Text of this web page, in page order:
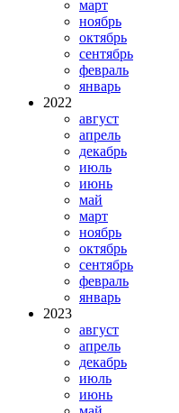
март
ноябрь
октябрь
сентябрь
февраль
январь
2022
август
апрель
декабрь
июль
июнь
май
март
ноябрь
октябрь
сентябрь
февраль
январь
2023
август
апрель
декабрь
июль
июнь